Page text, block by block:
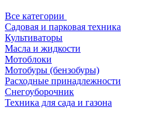
Все категории
Садовая и парковая техника
Культиваторы
Масла и жидкости
Мотоблоки
Мотобуры (бензобуры)
Расходные принадлежности
Снегоуборочник
Техника для сада и газона